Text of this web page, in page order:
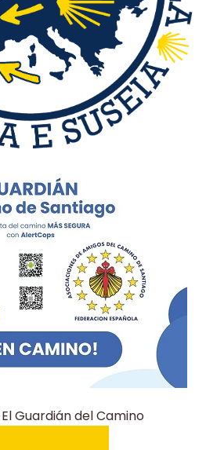
El Guardián del Camino